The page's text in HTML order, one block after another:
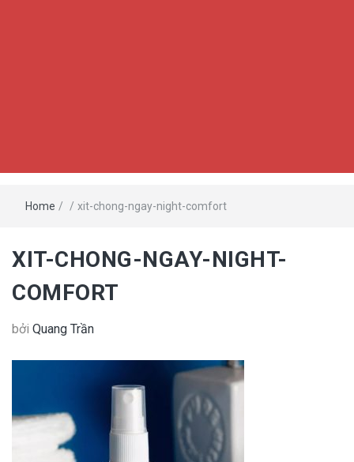
Home / / xit-chong-ngay-night-comfort
XIT-CHONG-NGAY-NIGHT-
COMFORT
bởi Quang Trần